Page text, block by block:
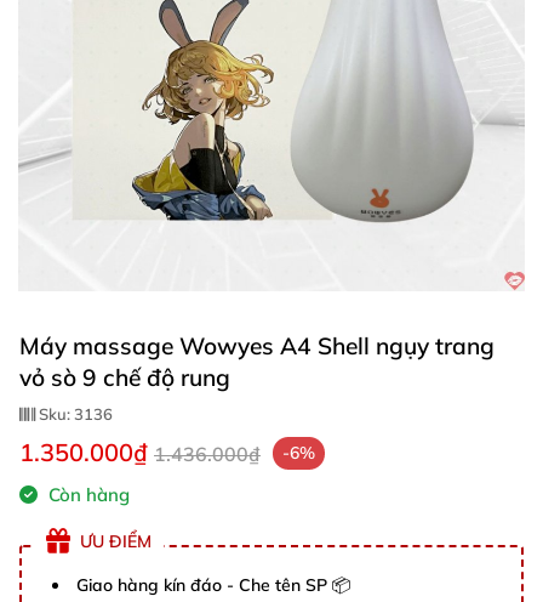
Máy massage Wowyes A4 Shell ngụy trang
vỏ sò 9 chế độ rung
Sku:3136
1.350.000₫ 1.436.000₫ -6%
Còn hàng
ƯU ĐIỂM
Giao hàng kín đáo - Che tên SP 📦